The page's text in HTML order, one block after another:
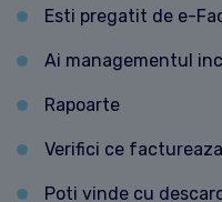
Esti pregatit de e-
Ai managementul
Rapoarte
Verifici ce
Poti vinde cu